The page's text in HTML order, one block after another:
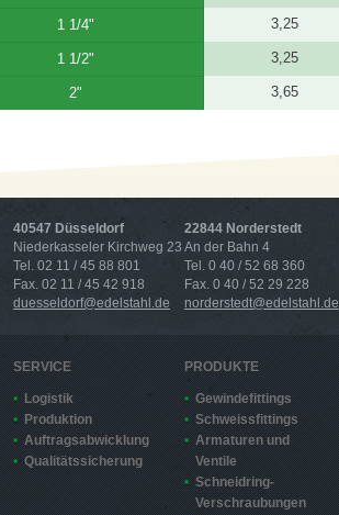
1 1/4" 3,25
1 1/2" 3,25
2" 3,65
40547 Düsseldorf
Niederkasseler Kirchweg 23
Tel. 02 11 / 45 88 801
Fax. 02 11 / 45 42 918
duesseldorf@edelstahl.de
22844 Norderstedt
An der Bahn 4
Tel. 0 40 / 52 68 360
Fax. 0 40 / 52 29 228
norderstedt@edelstahl.de
SERVICE
Logistik
Produktion
Auftragsabwicklung
Qualitätssicherung
PRODUKTE
Gewindefittings
Schweissfittings
Armaturen und
Ventile
Schneidring-
Verschraubungen